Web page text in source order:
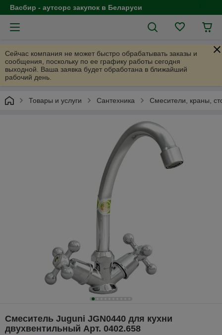
Васбир - аутсорс закупок в Беларуси
Сейчас компания не может быстро обрабатывать заказы и
сообщения, поскольку по ее графику работы сегодня
выходной. Ваша заявка будет обработана в ближайший
рабочий день.
Товары и услуги Cантехника Смесители, краны,
Смеситель Juguni JGN0440 для кухни
двухвентильный Арт. 0402.658